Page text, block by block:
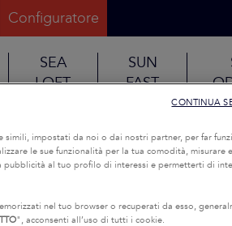
Configuratore
SEA
LOFT
SUN
FAST
impostati da noi o dai nostri partner, per far
le sue funzionalità per la tua comodità, misurare
al tuo profilo di interessi e permetterti di
nel tuo browser o recuperati da esso,
", acconsenti all’uso di tutti i cookie.
CONTINUA